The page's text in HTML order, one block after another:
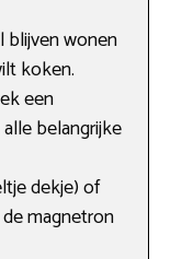
blijven wonen
koken.
een
belangrijke
dekje) of
magnetron